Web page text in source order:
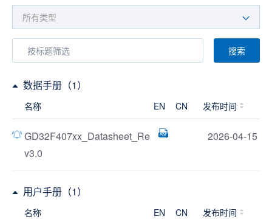
搜索
数据手册（1）
名称 EN CN 发布时间
GD32F407xx_Datasheet_Re
v3.0
2026-04-15
用户手册（1）
名称 EN CN 发布时间